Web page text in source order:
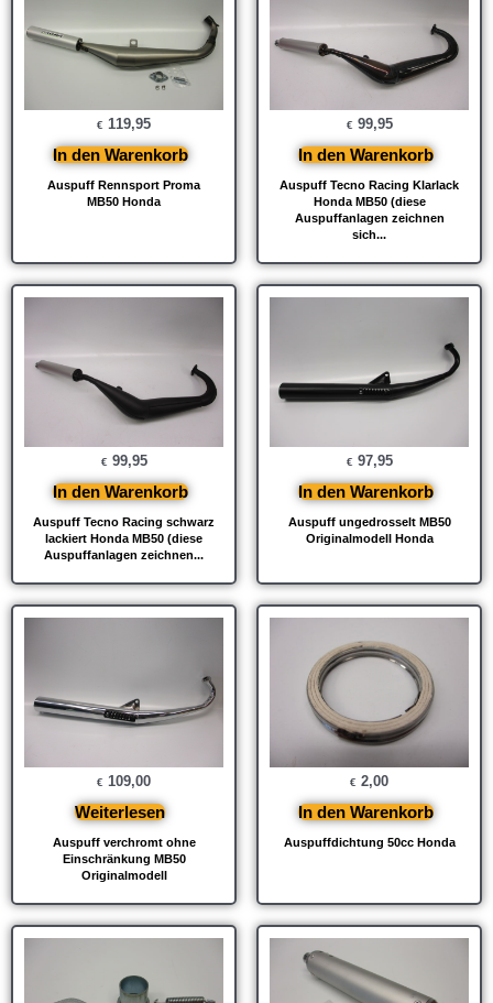
Auspuff Rennsport Proma
MB50 Honda
€ 119,95
In den Warenkorb
Auspuff Tecno Racing Klarlack
Honda MB50 (diese
Auspuffanlagen zeichnen
sich...
€ 99,95
In den Warenkorb
Auspuff Tecno Racing schwarz
lackiert Honda MB50 (diese
Auspuffanlagen zeichnen...
€ 99,95
In den Warenkorb
Auspuff ungedrosselt MB50
Originalmodell Honda
€ 97,95
In den Warenkorb
Auspuff verchromt ohne
Einschränkung MB50
Originalmodell
€ 109,00
Weiterlesen
Auspuffdichtung 50cc Honda
€ 2,00
In den Warenkorb